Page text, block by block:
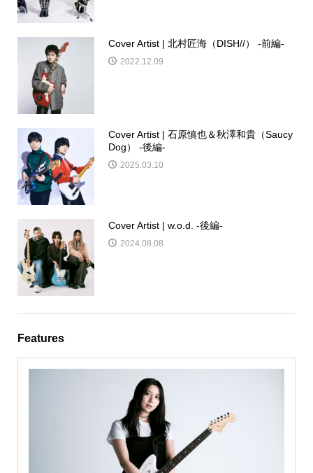
Cover Artist | 北村匠海（DISH//） -前編-
2022.12.09
Cover Artist | 石原慎也＆秋澤和貴（Saucy
Dog） -後編-
2025.03.10
Cover Artist | w.o.d. -後編-
2024.08.08
Features